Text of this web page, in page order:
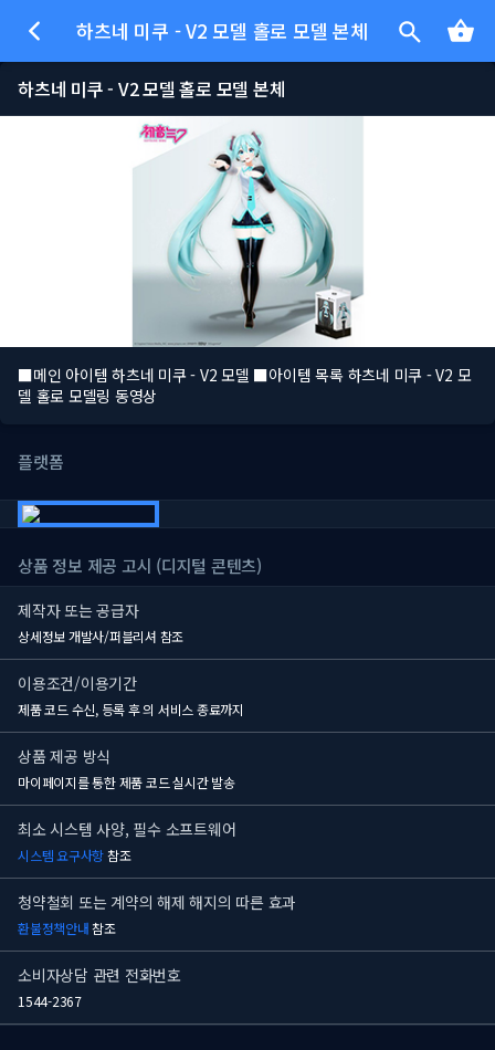
하츠네 미쿠 - V2 모델 홀로 모델 본체
하츠네 미쿠 - V2 모델 홀로 모델 본체
■메인 아이템 하츠네 미쿠 - V2 모델 ■아이템 목록 하츠네 미쿠 - V2 모
델 홀로 모델링 동영상
플랫폼
상품 정보 제공 고시 (디지털 콘텐츠)
제작자 또는 공급자
상세정보 개발사/퍼블리셔 참조
이용조건/이용기간
제품 코드 수신, 등록 후의 서비스 종료까지
상품 제공 방식
마이페이지를 통한 제품 코드 실시간 발송
최소 시스템 사양, 필수 소프트웨어
시스템 요구사항참조
청약철회 또는 계약의 해제 해지의 따른 효과
환불정책안내참조
소비자상담 관련 전화번호
1544-2367